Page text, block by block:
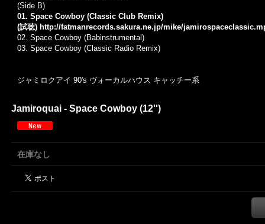
(Side B)
01. Space Cowboy (Classic Club Remix)
(試聴) http://fatmanrecords.sakura.ne.jp/mike/
02. Space Cowboy (Babinstrumental)
03. Space Cowboy (Classic Radio Remix)
ジャミロクアイ 90's ヴォーカルハウス キャッチー系
Jamiroquai - Space Cowboy (12'')
在庫なし